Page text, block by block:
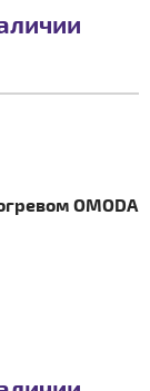
OMODA